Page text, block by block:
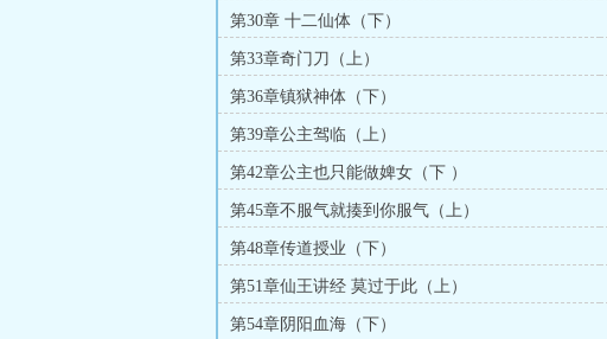
第30章 十二仙体（下）
第33章奇门刀（上）
第36章镇狱神体（下）
第39章公主驾临（上）
第42章公主也只能做婢女（下 ）
第45章不服气就揍到你服气（上）
第48章传道授业（下）
第51章仙王讲经 莫过于此（上）
第54章阴阳血海（下）